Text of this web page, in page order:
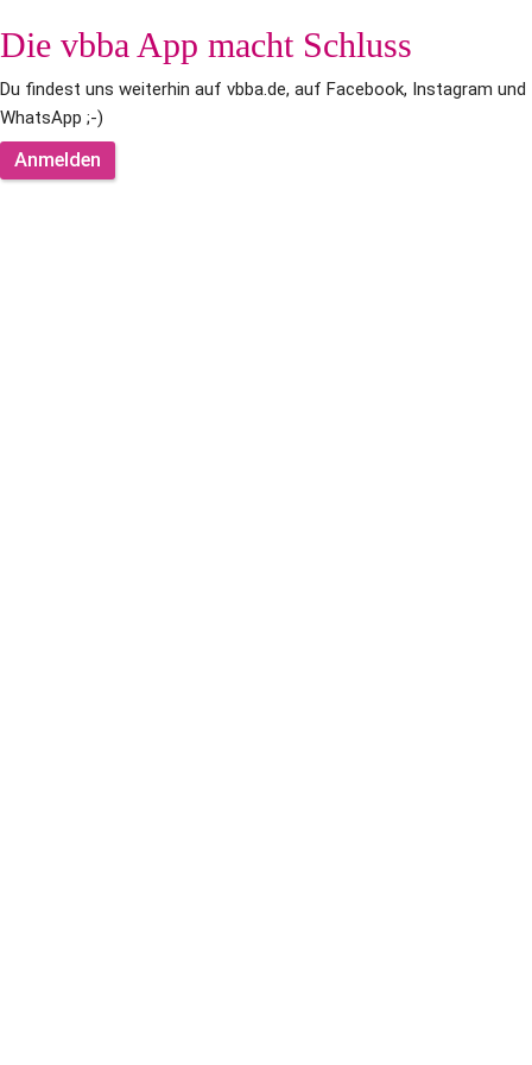
Die vbba App macht Schluss
Du findest uns weiterhin auf vbba.de, auf Facebook, Instagram und
WhatsApp ;-)
Anmelden